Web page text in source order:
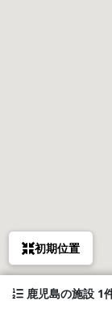
初期位置
鹿児島の施設 1
1.